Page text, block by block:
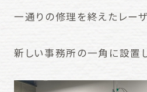
一通りの修理を終えたレーザ
新しい事務所の一角に設置